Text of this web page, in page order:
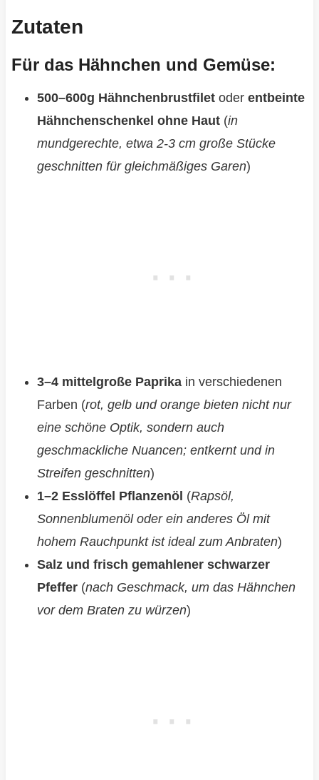
Zutaten
Für das Hähnchen und Gemüse:
500–600g Hähnchenbrustfiletoder entbeinte
Hähnchenschenkel ohne Haut(in
mundgerechte, etwa 2-3 cm große Stücke
geschnitten für gleichmäßiges Garen)
3–4 mittelgroße Paprikain verschiedenen
Farben (rot, gelb und orange bieten nicht nur
eine schöne Optik, sondern auch
geschmackliche Nuancen; entkernt und in
Streifen geschnitten)
1–2 Esslöffel Pflanzenöl (Rapsöl,
Sonnenblumenöl oder ein anderes Öl mit
hohem Rauchpunkt ist ideal zum Anbraten)
Salz und frisch gemahlener schwarzer
Pfeffer(nach Geschmack, um das Hähnchen
vor dem Braten zu würzen)